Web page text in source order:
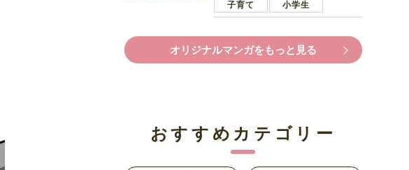
子育て
小学生
オリジナルマンガをもっと見る
おすすめカテゴリー